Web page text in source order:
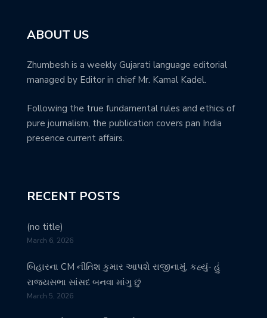
ABOUT US
Zhumbesh is a weekly Gujarati language editorial
managed by Editor in chief Mr. Kamal Kadel.
Following the true fundamental rules and ethics of
pure journalism, the publication covers pan India
presence current affairs.
RECENT POSTS
(no title)
March 6, 2026
બિહારના CM નીતિશ કુમાર આપશે રાજીનામું, કહ્યું- હું
રાજ્યસભા સાંસદ બનવા માંગુ છું
March 5, 2026